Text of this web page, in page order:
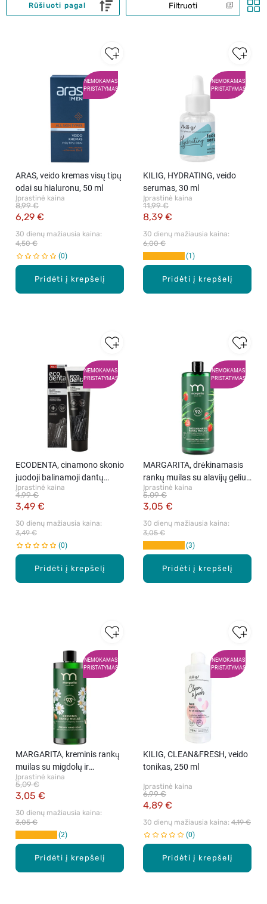
Filtruoti
Rūšiuoti pagal
NEMOKAMAS
PRISTATYMAS
Pridėti į krepšelį
ARAS, veido kremas visų tipų
odai su hialuronu, 50 ml
Įprastinė kaina
6,29 €
8,99 €
30 dienų mažiausia kaina:
4,50 €
0
NEMOKAMAS
PRISTATYMAS
Pridėti į krepšelį
KILIG, HYDRATING, veido
serumas, 30 ml
Įprastinė kaina
8,39 €
11,99 €
30 dienų mažiausia kaina:
6,00 €
1
NEMOKAMAS
PRISTATYMAS
Pridėti į krepšelį
ECODENTA, cinamono skonio
juodoji balinamoji dantų
pasta, 100 ml.
Įprastinė kaina
3,49 €
4,99 €
30 dienų mažiausia kaina:
3,49 €
0
NEMOKAMAS
PRISTATYMAS
Pridėti į krepšelį
MARGARITA, drėkinamasis
rankų muilas su alavijų geliu
ir braškių aromatu,
papildymas, 1 l
Įprastinė kaina
3,05 €
5,09 €
30 dienų mažiausia kaina:
3,05 €
3
NEMOKAMAS
PRISTATYMAS
Pridėti į krepšelį
MARGARITA, kreminis rankų
muilas su migdolų ir
ramunėlių ekstraktais,
papildymas, 1000 ml
Įprastinė kaina
3,05 €
5,09 €
30 dienų mažiausia kaina:
3,05 €
2
NEMOKAMAS
PRISTATYMAS
Pridėti į krepšelį
KILIG, CLEAN&FRESH, veido
tonikas, 250 ml
Įprastinė kaina
4,89 €
6,99 €
30 dienų mažiausia kaina: 4,19 €
0